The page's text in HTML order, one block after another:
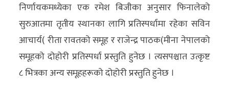
निर्णायकमध्येका एक रमेश बिजीका अनुसार फिनालेको
सुरुआतमा तृतीय स्थानका लागि प्रतिस्पर्धामा रहेका सविन
आचार्य( रीता रावतको समूह र राजेन्द्र पाठक(मीना नेपालको
समूहको दोहोरी प्रतिस्पर्धा प्रस्तुति हुनेछ । त्यसपश्चात उत्कृष्ट
८ भित्रका अन्य समूहहरूको दोहोरी प्रस्तुति हुनेछ ।